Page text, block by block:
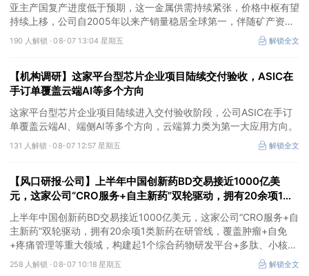
亚主产国复产进度低于预期，这一金属供需持续紧张，价格中枢有望
持续上移，公司自2005年以来产销量稳居全球第一，伴随矿产资源
产量增长与冶炼产能整合并举，公司市占率有望进一步提升，同时有
望充分受益金属价格上行。
190 人解锁 ·08-07 13:04 星期五 解锁全文
【机构调研】这家平台型芯片企业项目陆续交付验收，ASIC在
手订单覆盖云端AI等多个方向
这家平台型芯片企业项目陆续进入交付验收阶段，公司ASIC在手订
单覆盖云端AI、端侧AI等多个方向，云端算力类为第一大应用方向。
131 人解锁 ·08-07 12:57 星期五 解锁全文
【风口研报·公司】上半年中国创新药BD交易接近1000亿美
元，这家公司“CRO服务+自主新药”双轮驱动，拥有20余项1类
新药在研管线，覆盖肿瘤+自免+疼痛管理等重大领域
上半年中国创新药BD交易接近1000亿美元，这家公司“CRO服务+自
主新药”双轮驱动，拥有20余项1类新药在研管线，覆盖肿瘤+自免
+疼痛管理等重大领域，构建起1个综合药物研发平台+多肽、小核
酸、CGT、小分子4个创新技术平台，创新转型成果正逐步兑现。
258 人解锁 ·08-07 10:18 星期五 解锁全文